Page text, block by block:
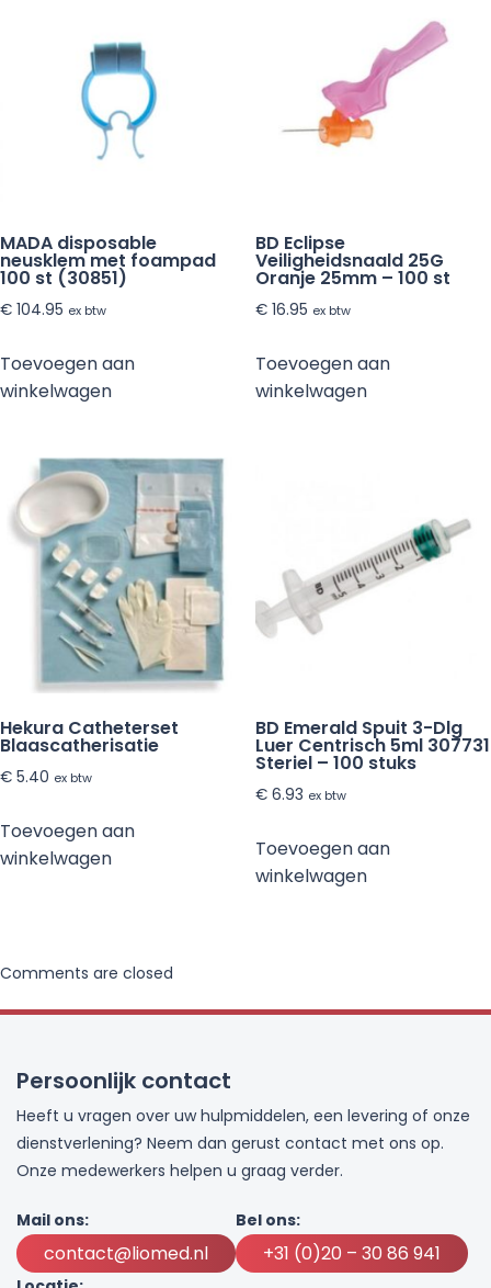
MADA disposable
neusklem met foampad
100 st (30851)
€ 104.95 ex btw
Toevoegen aan
winkelwagen
BD Eclipse
Veiligheidsnaald 25G
Oranje 25mm – 100 st
€16.95 ex btw
Toevoegen aan
winkelwagen
Hekura Catheterset
Blaascatherisatie
€ 5.40 ex btw
Toevoegen aan
winkelwagen
BD Emerald Spuit 3-Dlg
Luer Centrisch 5ml 307731
Steriel – 100 stuks
€6.93 ex btw
Toevoegen aan
winkelwagen
Comments are closed
Persoonlijk contact
Heeft u vragen over uw hulpmiddelen, een levering of onze
dienstverlening? Neem dan gerust contact met ons op.
Onze medewerkers helpen u graag verder.
Mail ons:
contact@liomed.nl
Bel ons:
+31 (0)20 – 30 86 941